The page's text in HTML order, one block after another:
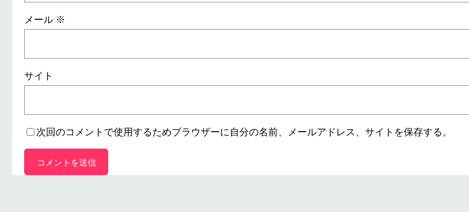
メール ※
サイト
次回のコメントで使用するためブラウザーに自分の名前、メールアドレス、サイトを保存する。